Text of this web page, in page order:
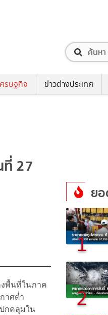
ศรษฐกิจ ข่าวต่างประเทศ
27
พื้นที่ในภาค
าศต่ำ
กคลุมใน
ย
1
2